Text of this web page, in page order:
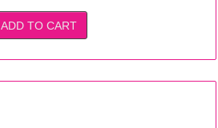
ADD TO CART